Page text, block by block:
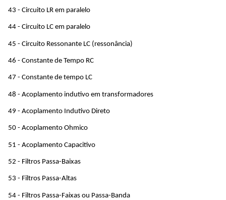
43 - Circuito LR em paralelo
44 - Circuito LC em paralelo
45 - Circuito Ressonante LC (ressonância)
46 - Constante de Tempo RC
47 - Constante de tempo LC
48 - Acoplamento indutivo em transformadores
49 - Acoplamento Indutivo Direto
50 - Acoplamento Ohmico
51 - Acoplamento Capacitivo
52 - Filtros Passa-Baixas
53 - Filtros Passa-Altas
54 - Filtros Passa-Faixas ou Passa-Banda